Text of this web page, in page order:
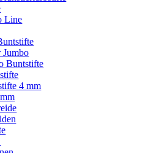
Line
Jumbo
Buntstifte
4 mm